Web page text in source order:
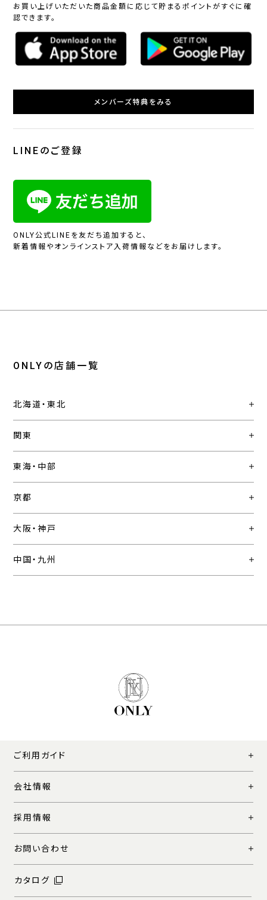
お買い上げいただいた商品金額に応じて貯まるポイントがすぐに確
認できます。
メンバーズ特典をみる
LINEのご登録
ONLY公式LINEを友だち追加すると、
新着情報やオンラインストア入荷情報などをお届けします。
ONLYの店舗一覧
北海道・東北
関東
東海・中部
京都
大阪・神戸
中国・九州
ご利用ガイド
会社情報
採用情報
お問い合わせ
カタログ